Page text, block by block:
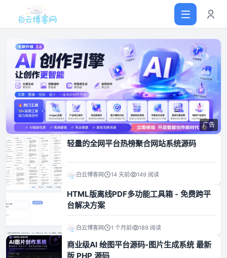
首页
网站源码
软件仓库
主题插件
资源资讯
广告
轻量的全网平台热榜聚合网站系统源码
白云博客网 14 天前 149 阅读
HTML版离线PDF多功能工具箱 - 免费跨平
台解决方案
白云博客网 1 个月前 189 阅读
商业级AI 绘图平台源码-图片生成系统 最新
版 PHP 源码